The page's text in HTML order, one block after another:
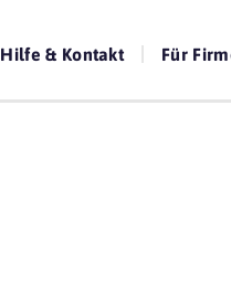
Hilfe & Kontakt Für